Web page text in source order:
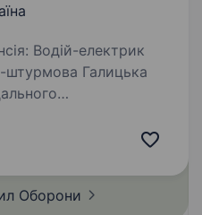
Галицька
Оборони